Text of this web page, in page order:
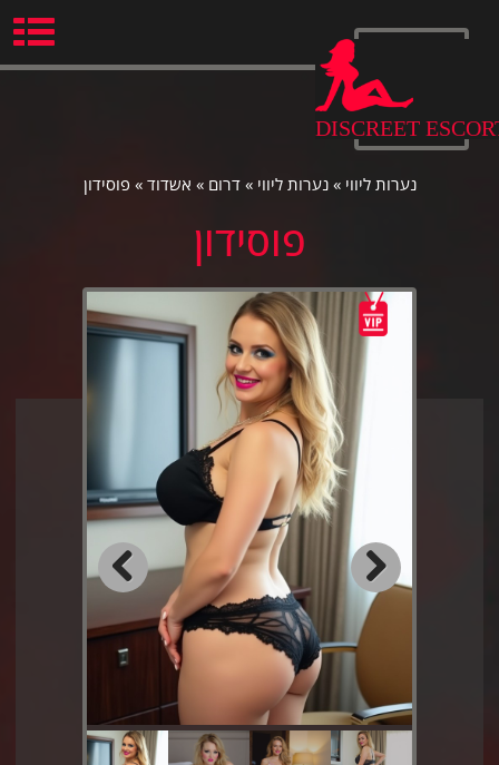
DISCREET
נערות ליווי »נערות ליווי »דרום » אשדוד » פוסידון
פוסידון
Next